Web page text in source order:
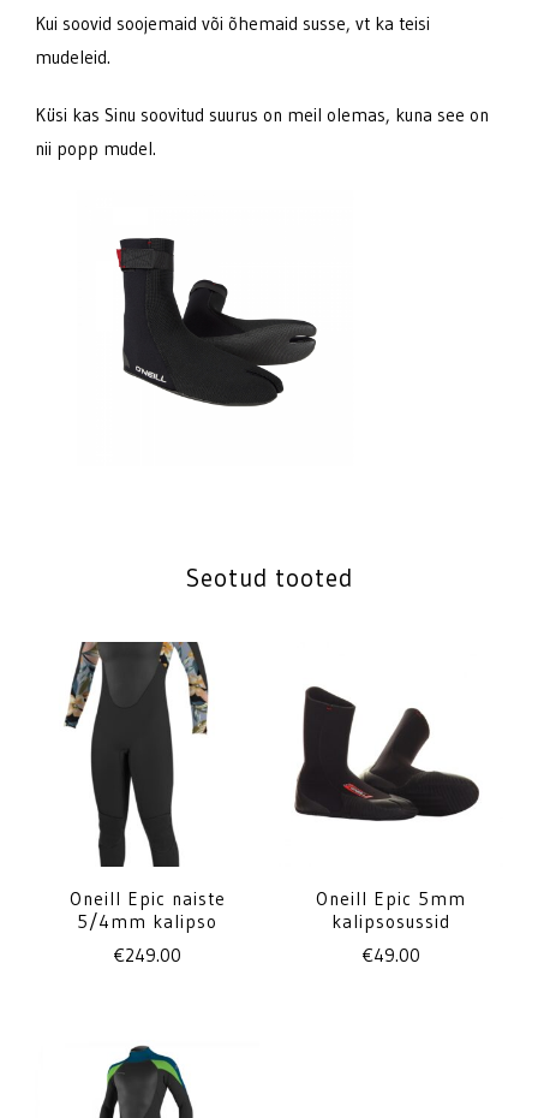
Kui soovid soojemaid või õhemaid susse, vt ka teisi
mudeleid.
Küsi kas Sinu soovitud suurus on meil olemas, kuna see on
nii popp mudel.
Seotud tooted
Oneill Epic naiste
5/4mm kalipso
€249.00
Oneill Epic 5mm
kalipsosussid
€49.00